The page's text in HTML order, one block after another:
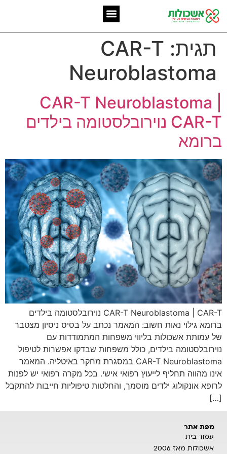
תגית: CAR-T
Neuroblastoma
CAR-T Neuroblastoma |
CAR-T נוירובלסטומה בילדים
ברומא
CAR-T Neuroblastoma | CAR-T נוירובלסטומה בילדים
ברומא גילוי נאות חשוב: המאמר נכתב על בסיס ניסיון מצטבר
של עמותת אשכולות בליווי משפחות המתמודדות עם
נוירובלסטומה בילדים, כולל משפחות שבדקו אפשרות לטיפול
CAR-T Neuroblastoma במסגרת מחקר באיטליה. המאמר
אינו מהווה תחליף לייעוץ רפואי אישי. בכל מקרה רפואי יש לפנות
לרופא אונקולוג ילדים מוסמך, והחלטות טיפוליות חייבות להתקבל
[…]
מפת אתר
עמוד בית
אשכולות מאז 2006